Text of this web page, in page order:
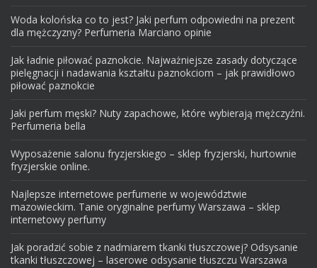
Woda kolońska co to jest? Jaki perfum odpowiedni na prezent
dla mężczyzny? Perfumeria Marciano opinie
Jak ładnie piłować paznokcie. Najważniejsze zasady dotyczące
pielęgnacji i nadawania kształtu paznokciom – jak prawidłowo
piłować paznokcie
Jaki perfum męski? Nuty zapachowe, które wybierają mężczyźni.
Perfumeria bella
Wyposażenie salonu fryzjerskiego – sklep fryzjerski, hurtownie
fryzjerskie online.
Najlepsze internetowe perfumerie w województwie
mazowieckim. Tanie oryginalne perfumy Warszawa – sklep
internetowy perfumy
Jak poradzić sobie z nadmiarem tkanki tłuszczowej? Odsysanie
tkanki tłuszczowej – laserowe odsysanie tłuszczu Warszawa